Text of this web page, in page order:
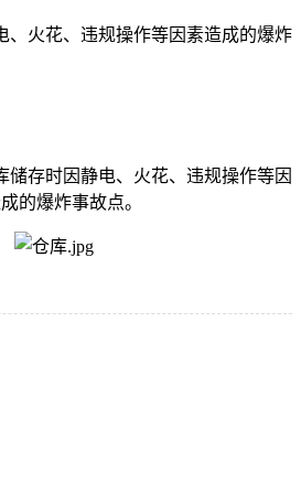
、火花、违规操作等因素造成的爆炸
储存时因静电、火花、违规操作等因
的爆炸事故点。